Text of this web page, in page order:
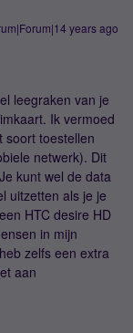
years ago
leegraken van je
Ik vermoed
soort toestellen
netwerk). Dit
kunt wel de data
uitzetten als je je
HTC desire HD
in mijn
zelfs een extra
aan